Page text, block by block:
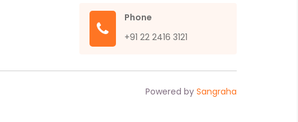
Phone
+91 22 2416 3121
Powered by Sangraha